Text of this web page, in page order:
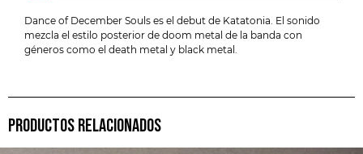
Dance of December Souls es el debut de Katatonia. El sonido
mezcla el estilo posterior de doom metal de la banda con
géneros como el death metal y black metal.
PRODUCTOS RELACIONADOS